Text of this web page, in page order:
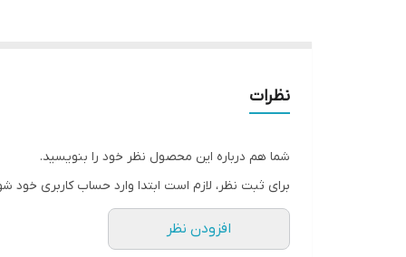
نظرات
شما هم درباره این محصول نظر خود را بنویسید.
برای ثبت نظر، لازم است ابتدا وارد حساب کاربری خود
افزودن نظر